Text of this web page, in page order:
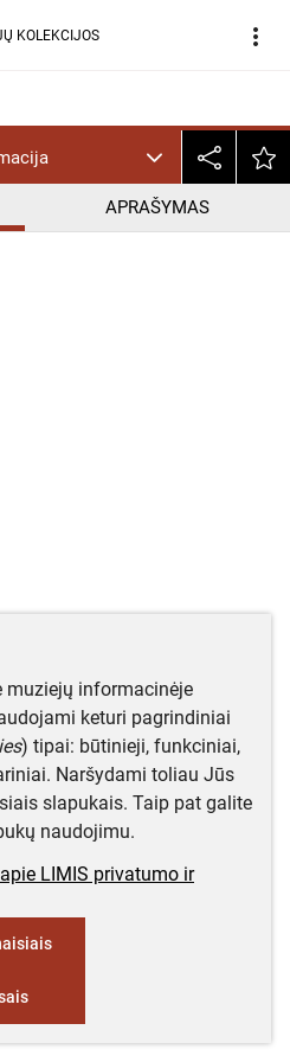
KOLEKCIJOS more_vert
APRAŠYMAS
muziejų informacinėje
keturi pagrindiniai
) tipai: būtinieji, funkciniai,
Naršydami toliau Jūs
slapukais. Taip pat galite
naudojimu.
LIMIS privatumo ir